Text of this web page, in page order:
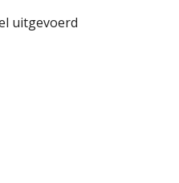
uitgevoerd